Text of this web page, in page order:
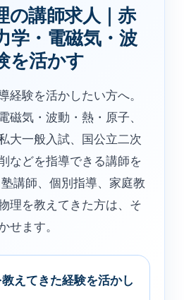
の講師求人｜赤
学・電磁気・波
を活かす
経験を活かしたい方へ。
磁気・波動・熱・原子、
大一般入試、国公立二次
などを指導できる講師を
講師、個別指導、家庭教
理を教えてきた方は、そ
せます。
えてきた経験を活かし